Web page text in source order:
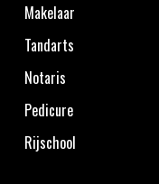
Makelaar
Tandarts
Notaris
Pedicure
Rijschool